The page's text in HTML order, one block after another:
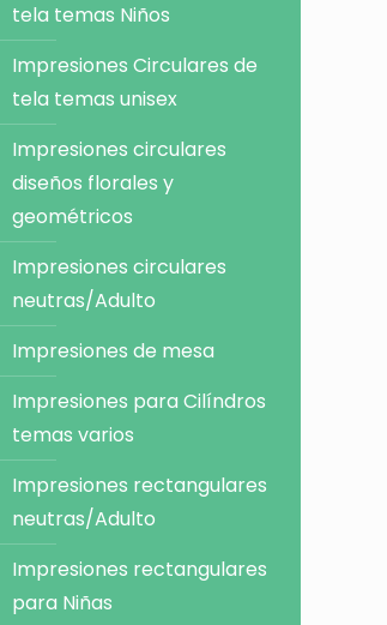
tela temas Niños
Impresiones Circulares de
tela temas unisex
Impresiones circulares
diseños florales y
geométricos
Impresiones circulares
neutras/Adulto
Impresiones de mesa
Impresiones para Cilíndros
temas varios
Impresiones rectangulares
neutras/Adulto
Impresiones rectangulares
para Niñas